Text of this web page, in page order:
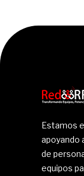
Estamos
apoyando
de
equipos